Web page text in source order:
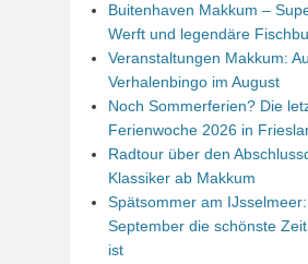
Buitenhaven Makkum –
Werft und legendäre
Veranstaltungen Makkum:
Verhalenbingo im August
Noch Sommerferien? Die
Ferienwoche 2026 in
Radtour über den
Klassiker ab Makkum
Spätsommer am
September die schönste
ist